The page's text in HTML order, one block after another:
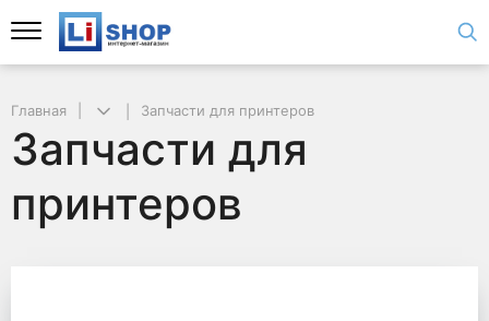
Главная Запчасти для принтеров
Запчасти для
принтеров